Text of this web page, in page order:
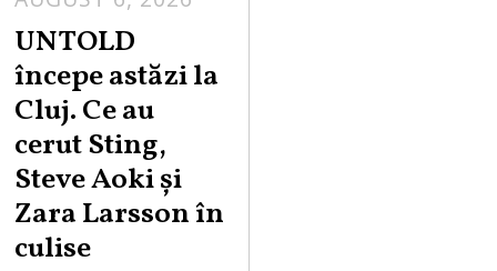
UNTOLD
începe astăzi la
Cluj. Ce au
cerut Sting,
Steve Aoki și
Zara Larsson în
culise